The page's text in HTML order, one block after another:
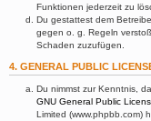
Funktionen jederzeit zu
Du gestattest dem
gegen o. g. Regeln
Schaden zuzufügen.
4. GENERAL PUBLIC
Du nimmst zur Kenntnis,
GNU General Public
Limited (www.phpbb.com)